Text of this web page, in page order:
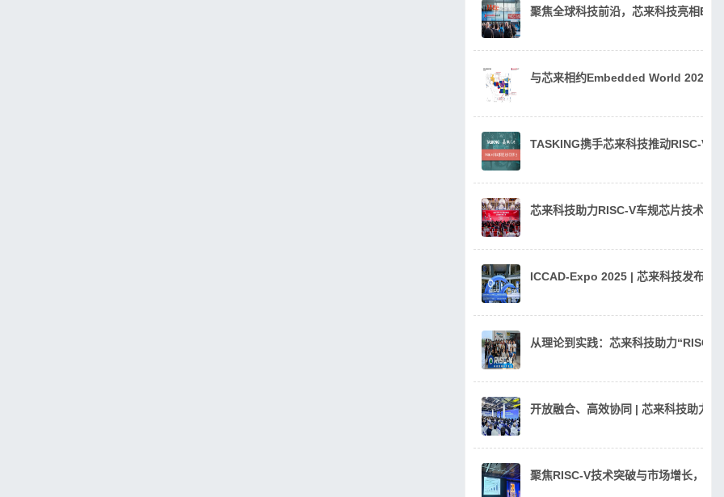
聚焦全球科技前沿，芯来科技亮相
与芯来相约Embedded World 2026，
TASKING携手芯来科技推动RISC-V汽
芯来科技助力RISC-V车规芯片技术与
ICCAD-Expo 2025 | 芯来科技发布
从理论到实践：芯来科技助力“RISC-
开放融合、高效协同 | 芯来科技助力
聚焦RISC-V技术突破与市场增长，芯